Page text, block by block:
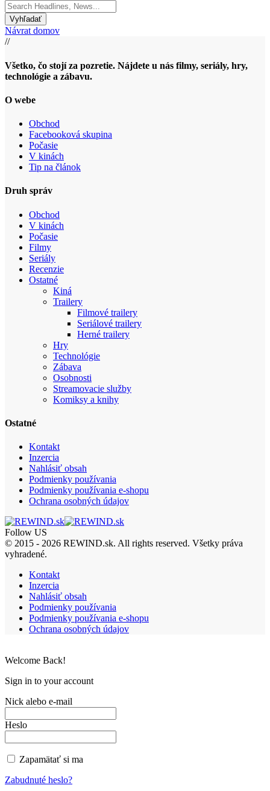
Search
for:
Návrat domov
//
Všetko, čo stojí za pozretie. Nájdete u nás filmy, seriály, hry,
technológie a zábavu.
O webe
Obchod
Facebooková skupina
Počasie
V kinách
Tip na článok
Druh správ
Obchod
V kinách
Počasie
Filmy
Seriály
Recenzie
Ostatné
Kiná
Trailery
Filmové trailery
Seriálové trailery
Herné trailery
Hry
Technológie
Zábava
Osobnosti
Streamovacie služby
Komiksy a knihy
Ostatné
Kontakt
Inzercia
Nahlásiť obsah
Podmienky používania
Podmienky používania e-shopu
Ochrana osobných údajov
Follow US
© 2015 - 2026 REWIND.sk. All rights reserved. Všetky práva
vyhradené.
Kontakt
Inzercia
Nahlásiť obsah
Podmienky používania
Podmienky používania e-shopu
Ochrana osobných údajov
Welcome Back!
Sign in to your account
Nick alebo e-mail
Heslo
Zapamätať si ma
Zabudnuté heslo?